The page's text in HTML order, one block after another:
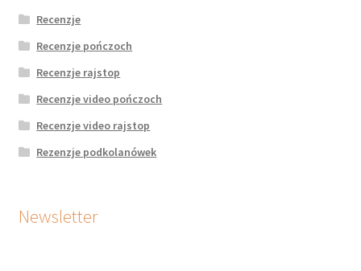
Recenzje
Recenzje pończoch
Recenzje rajstop
Recenzje video pończoch
Recenzje video rajstop
Rezenzje podkolanówek
Newsletter